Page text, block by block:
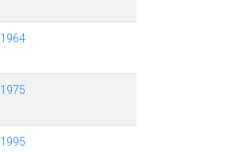
1964
1975
1995